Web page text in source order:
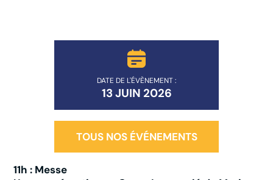
DATE DE L'ÉVÈNEMENT :
13 JUIN 2026
TOUS NOS ÉVÉNEMENTS
11h : Messe